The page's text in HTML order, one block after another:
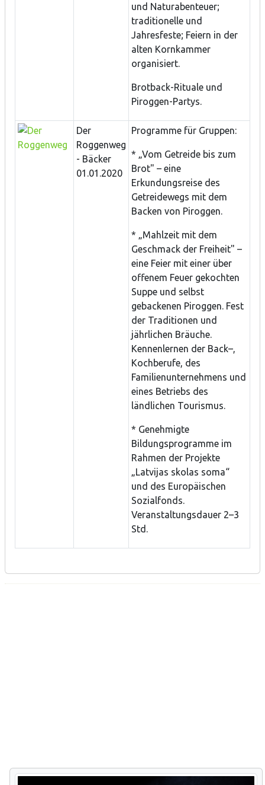
und Naturabenteuer;
traditionelle und
Jahresfeste; Feiern in der
alten Kornkammer
organisiert.
Brotback-Rituale und
Piroggen-Partys.
Der
Roggenweg
- Bäcker
01.01.2020
Programme für Gruppen:
* „Vom Getreide bis zum
Brot" – eine
Erkundungsreise des
Getreidewegs mit dem
Backen von Piroggen.
* „Mahlzeit mit dem
Geschmack der Freiheit" –
eine Feier mit einer über
offenem Feuer gekochten
Suppe und selbst
gebackenen Piroggen. Fest
der Traditionen und
jährlichen Bräuche.
Kennenlernen der Back–,
Kochberufe, des
Familienunternehmens und
eines Betriebs des
ländlichen Tourismus.
* Genehmigte
Bildungsprogramme im
Rahmen der Projekte
„Latvijas skolas soma“
und des Europäischen
Sozialfonds.
Veranstaltungsdauer 2–3
Std.